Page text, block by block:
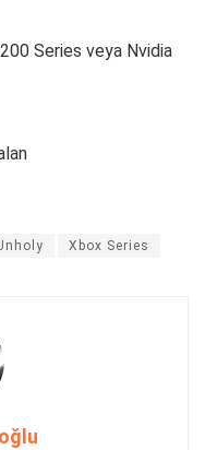
Series veya Nvidia
Xbox Series